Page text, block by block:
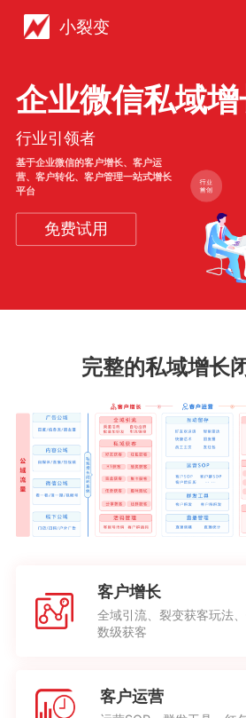
小裂变
企业微信私域
行业引领者
基于企业微信的客户增长、客户运
营、客户转化、客户管理一站式增长
平台
免费试用
完整的私域增长
客户增长
全域引流、裂变获客玩法
数级获客
客户运营